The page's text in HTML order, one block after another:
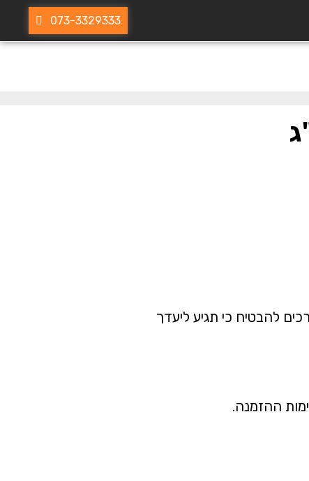
073-3329333
להבטיח כי תגיע ליעדך
ההזמנה.